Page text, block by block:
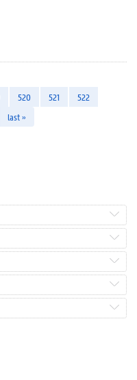
520 521
522
last »